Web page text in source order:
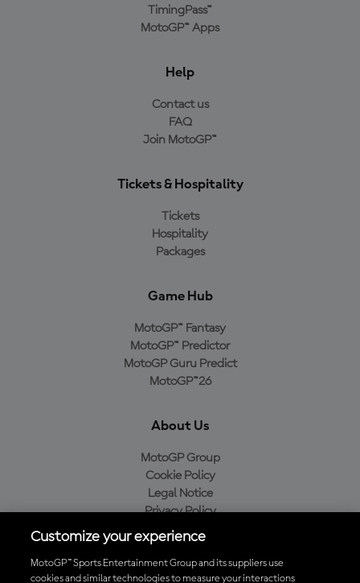
TimingPass™
MotoGP™ Apps
Help
Contact us
FAQ
Join MotoGP™
Tickets & Hospitality
Tickets
Hospitality
Packages
Game Hub
MotoGP™ Fantasy
MotoGP™ Predictor
MotoGP Guru Predict
MotoGP™26
About Us
MotoGP Group
Cookie Policy
Legal Notice
Privacy Policy
Purchase Policy
Customize your experience
MotoGP™ Sports Entertainment Group and its suppliers use
cookies and similar technologies to measure your interactions